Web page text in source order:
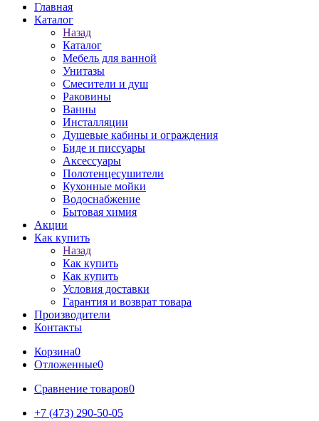
Главная
Каталог
Назад
Каталог
Мебель для ванной
Унитазы
Смесители и душ
Раковины
Ванны
Инсталляции
Душевые кабины и ограждения
Биде и писсуары
Аксессуары
Полотенцесушители
Кухонные мойки
Водоснабжение
Бытовая химия
Акции
Как купить
Назад
Как купить
Как купить
Условия доставки
Гарантия и возврат товара
Производители
Контакты
Корзина0
Отложенные0
Сравнение товаров0
+7 (473) 290-50-05